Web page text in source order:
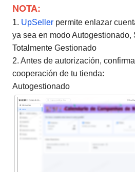
NOTA:
1. UpSeller permite enlazar
ya sea en modo Autogestionado,
Totalmente Gestionado
2. Antes de autorización,
cooperación de tu tienda:
Autogestionado